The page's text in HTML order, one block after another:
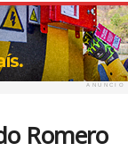
Romero